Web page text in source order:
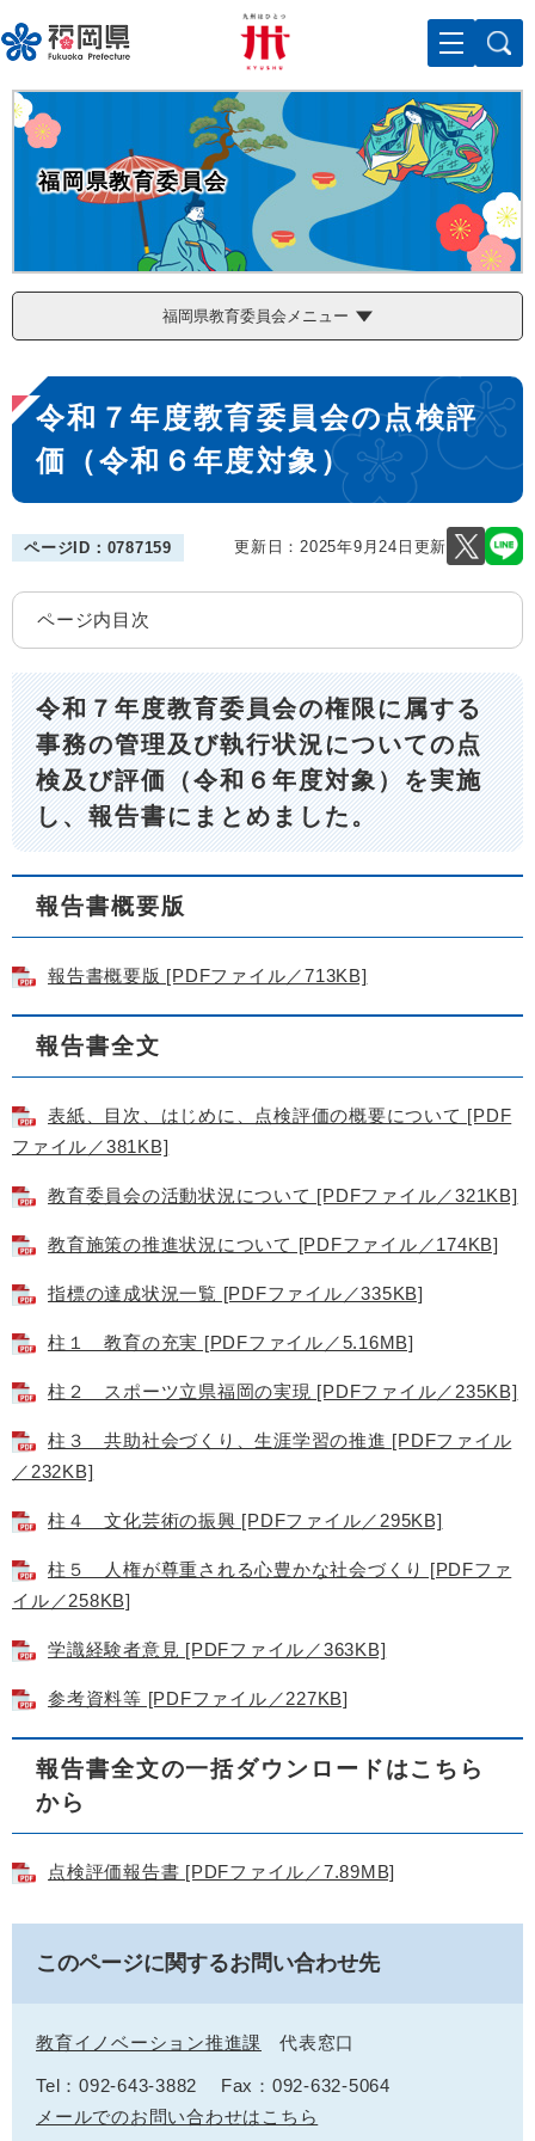
ー
ジ
の
先
メニューを飛ばして本文へ
福岡県教育委員会
福岡県教育委員会メニュー
本
文
令和７年度教育委員会の点検評
価（令和６年度対象）
ページID：0787159 更新日：2025年9月24日更新
ページ内目次
令和７年度教育委員会の権限に属する
事務の管理及び執行状況についての点
検及び評価（令和６年度対象）を実施
し、報告書にまとめました。
報告書概要版
報告書概要版 [PDFファイル／713KB]
報告書全文
表紙、目次、はじめに、点検評価の概要について [PDF
ファイル／381KB]
教育委員会の活動状況について [PDFファイル／321KB]
教育施策の推進状況について [PDFファイル／174KB]
指標の達成状況一覧 [PDFファイル／335KB]
柱１ 教育の充実 [PDFファイル／5.16MB]
柱２ スポーツ立県福岡の実現 [PDFファイル／235KB]
柱３ 共助社会づくり、生涯学習の推進 [PDFファイル
／232KB]
柱４ 文化芸術の振興 [PDFファイル／295KB]
柱５ 人権が尊重される心豊かな社会づくり [PDFファ
イル／258KB]
学識経験者意見 [PDFファイル／363KB]
参考資料等 [PDFファイル／227KB]
報告書全文の一括ダウンロードはこちら
から
点検評価報告書 [PDFファイル／7.89MB]
このページに関するお問い合わせ先
教育イノベーション推進課 代表窓口
Tel：092-643-3882
Fax：092-632-5064
メールでのお問い合わせはこちら